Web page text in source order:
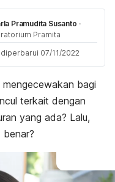
Pramudita Susanto ·
Pramita
07/11/2022
bagi
terkait dengan
yang ada? Lalu,